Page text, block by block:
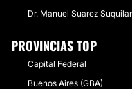
Dr. Manuel Suarez
PROVINCIAS TOP
Capital Federal
Buenos Aires (GBA)